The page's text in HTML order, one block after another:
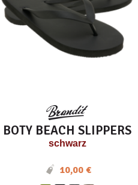
BOTY BEACH SLIPPERS
schwarz
10,00 €